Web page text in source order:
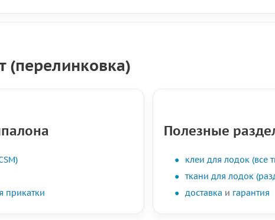
(перелинковка)
прикатки
Полезные
клеи для лодок (все
ткани для лодок
доставка и гарантия